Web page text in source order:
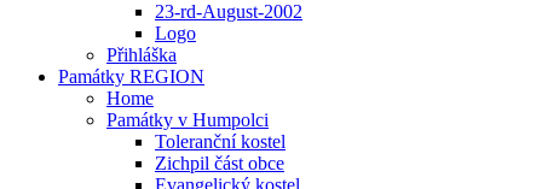
23-rd-August-2002
Logo
Přihláška
Památky REGION
Home
Památky v Humpolci
Toleranční kostel
Zichpil část obce
Evangelický kostel